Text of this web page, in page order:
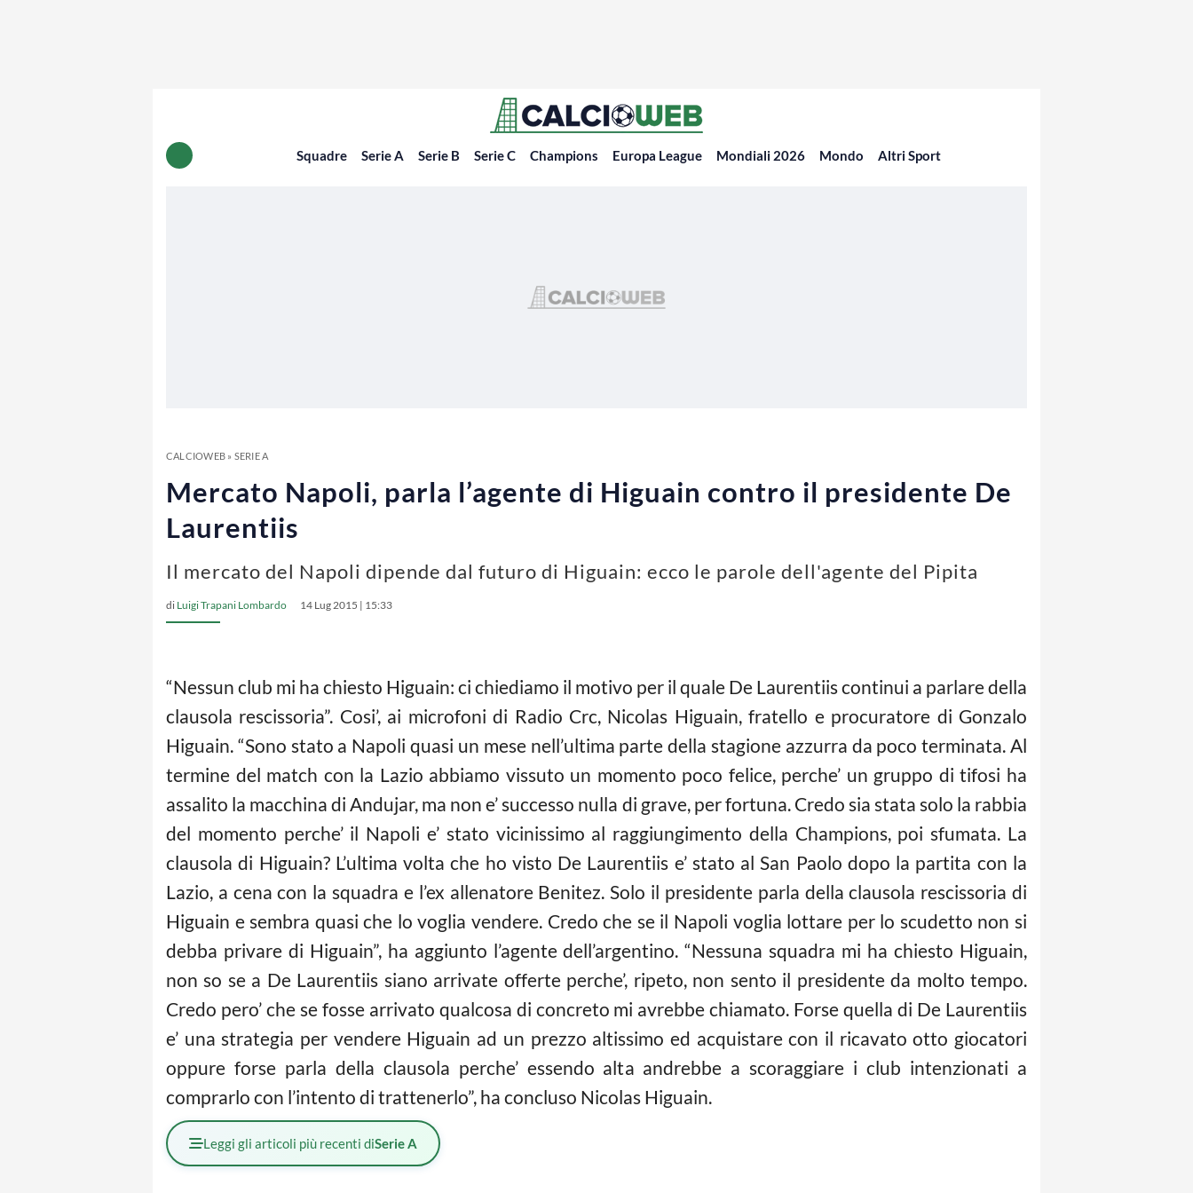
Squadre Serie A Serie B Serie C Champions Europa League Mondiali 2026 Mondo Altri Sport
CALCIOWEB» SERIE A
Mercato Napoli, parla l’agente di Higuain contro il presidente De
Laurentiis
Il mercato del Napoli dipende dal futuro di Higuain: ecco le parole dell'agente del Pipita
di Luigi Trapani Lombardo 14 Lug 2015 | 15:33
“Nessun club mi ha chiesto Higuain: ci chiediamo il motivo per il quale De Laurentiis continui a parlare della
clausola rescissoria”. Cosi’, ai microfoni di Radio Crc, Nicolas Higuain, fratello e procuratore di Gonzalo
Higuain. “Sono stato a Napoli quasi un mese nell’ultima parte della stagione azzurra da poco terminata. Al
termine del match con la Lazio abbiamo vissuto un momento poco felice, perche’ un gruppo di tifosi ha
assalito la macchina di Andujar, ma non e’ successo nulla di grave, per fortuna. Credo sia stata solo la rabbia
del momento perche’ il Napoli e’ stato vicinissimo al raggiungimento della Champions, poi sfumata. La
clausola di Higuain? L’ultima volta che ho visto De Laurentiis e’ stato al San Paolo dopo la partita con la
Lazio, a cena con la squadra e l’ex allenatore Benitez. Solo il presidente parla della clausola rescissoria di
Higuain e sembra quasi che lo voglia vendere. Credo che se il Napoli voglia lottare per lo scudetto non si
debba privare di Higuain”, ha aggiunto l’agente dell’argentino. “Nessuna squadra mi ha chiesto Higuain,
non so se a De Laurentiis siano arrivate offerte perche’, ripeto, non sento il presidente da molto tempo.
Credo pero’ che se fosse arrivato qualcosa di concreto mi avrebbe chiamato. Forse quella di De Laurentiis
e’ una strategia per vendere Higuain ad un prezzo altissimo ed acquistare con il ricavato otto giocatori
oppure forse parla della clausola perche’ essendo alta andrebbe a scoraggiare i club intenzionati a
comprarlo con l’intento di trattenerlo”, ha concluso Nicolas Higuain.
Leggi gli articoli più recenti diSerie A